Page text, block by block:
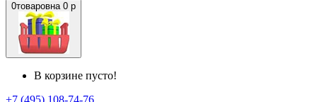
0товаровна 0 р
В корзине пусто!
+7 (495) 108-74-76